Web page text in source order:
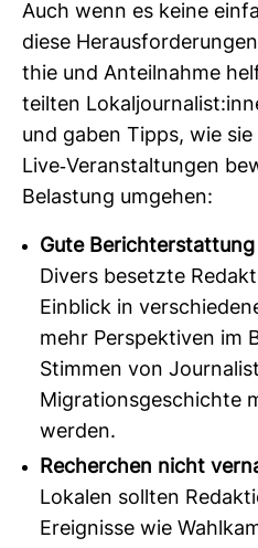
Auch wenn es keine
diese
thie und Anteil­nahme
teilten
und gaben Tipps, wie
Live-​Ver­an­stal­tungen
Belas­tung umgehen:
Gute
Divers besetzte
Einblick in
mehr Perspektiven im
Stimmen von
Migrationsgeschichte
werden.
Recherchen nicht
Lokalen sollten
Ereignisse wie